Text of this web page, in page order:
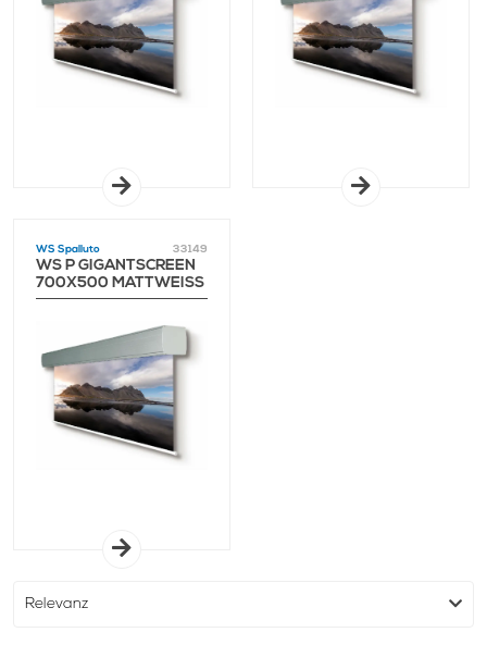
WS Spalluto 33149
WS P GIGANTSCREEN
700X500 MATTWEISS 1
,0 GAIN